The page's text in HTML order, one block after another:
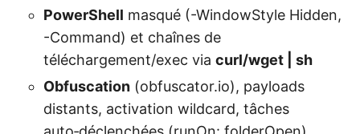
PowerShell masqué (-WindowStyle Hidden,
-Command) et chaînes de
téléchargement/exec via curl/wget | sh
Obfuscation (obfuscator.io), payloads
distants, activation wildcard, tâches